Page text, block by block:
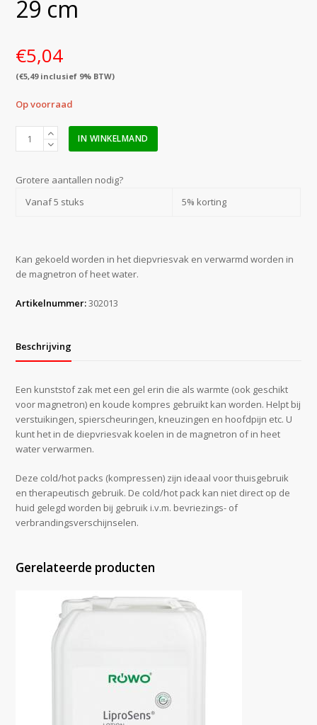
29 cm
€5,04
(€5,49inclusief 9% BTW)
Op voorraad
cold/hot
12
IN WINKELMAND
Grotere aantallen nodig?
Vanaf 5 stuks
5% korting
Kan gekoeld worden in het diepvriesvak en verwarmd worden in
de magnetron of heet water.
Artikelnummer:302013
Beschrijving
Een kunststof zak met een gel erin die als warmte (ook geschikt
voor magnetron) en koude kompres gebruikt kan worden. Helpt bij
verstuikingen, spierscheuringen, kneuzingen en hoofdpijn etc. U
kunt het in de diepvriesvak koelen in de magnetron of in heet
water verwarmen.
Deze cold/hot packs (kompressen) zijn ideaal voor thuisgebruik
en therapeutisch gebruik. De cold/hot pack kan niet direct op de
huid gelegd worden bij gebruik i.v.m. bevriezings- of
verbrandingsverschijnselen.
Gerelateerde producten